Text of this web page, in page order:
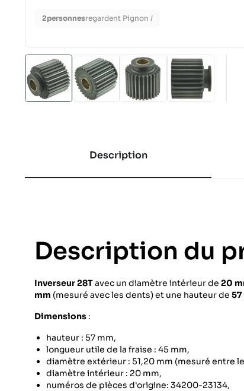
2personnesregardent Pignon /
Description
Description du
Inverseur 28Tavec un diamètre intérieur de 20
mm (mesuré avec les dents) et une hauteur de 57
Dimensions :
hauteur : 57 mm,
longueur utile de la fraise : 45 mm,
diamètre extérieur : 51,20 mm (mesuré entre
diamètre intérieur : 20 mm,
numéros de pièces d'origine: 34200-23134,